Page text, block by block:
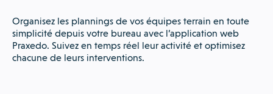
Organisez les plannings de vos équipes terrain en toute
simplicité depuis votre bureau avec l’application web
Praxedo. Suivez en temps réel leur activité et optimisez
chacune de leurs interventions.